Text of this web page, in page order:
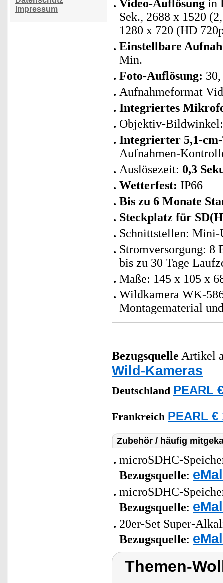
Impressum
Video-Auflösung in
Sek., 2688 x 1520
1280 x 720 (HD
Einstellbare
Min.
Foto-Auflösung:
Aufnahmeformat
Integriertes
Objektiv-Bildwinkel:
Integrierter 5,1-
Aufnahmen-
Auslösezeit: 0,3
Wetterfest: IP66
Bis zu 6 Monate
Steckplatz für
Schnittstellen: Mini-
Stromversorgung: 8
bis zu 30 Tage
Maße: 145 x 105 x
Wildkamera WK-
Montagematerial
Bezugsquelle Artikel
Wild-Kameras
Deutschland PEARL
Frankreich PEARL €
Zubehör / häufig
microSDHC-
Bezugsquelle:
microSDHC-
Bezugsquelle:
20er-Set Super-
Bezugsquelle:
Themen-